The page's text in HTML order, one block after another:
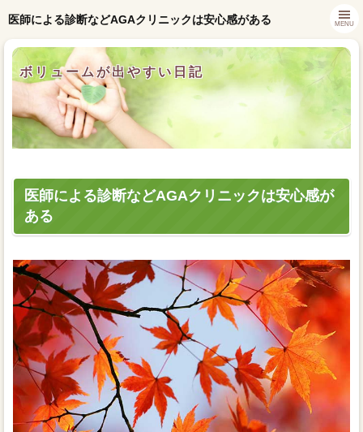
医師による診断などAGAクリニックは安心感がある
ボリュームが出やすい日記
MENU
医師による診断などAGAクリニックは安心感が
ある